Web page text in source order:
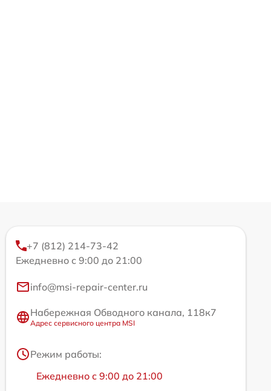
+7 (812) 214-73-42
Ежедневно с 9:00 до 21:00
info@msi-repair-center.ru
Набережная Обводного канала, 118к7
Адрес сервисного центра MSI
Режим работы:
Ежедневно с 9:00 до 21:00